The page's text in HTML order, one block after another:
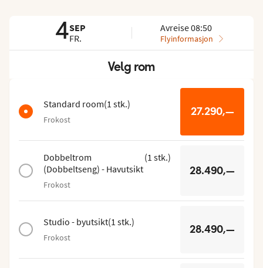
4SEP
FR.
Avreise 08:50
Flyinformasjon
Velg rom
Standard room(1 stk.)
Frokost
27.290,—
Dobbeltrom
(Dobbeltseng) - Havutsikt
(1 stk.)
Frokost
28.490,—
Studio - byutsikt(1 stk.)
Frokost
28.490,—